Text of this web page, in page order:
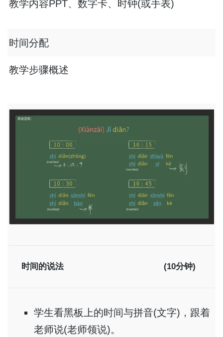
教学内容PPT、 数字卡、 时钟(或手表)
时间分配
教学步骤概述
时间的说法 (10分钟)
学生看黑板上的时间与拼音(文字)，跟着
老师说(老师领说)。